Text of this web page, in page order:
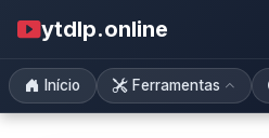
ytdlp.online
Início Ferramentas